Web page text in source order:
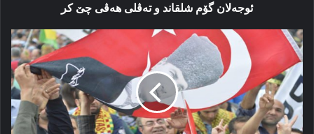
ئوجەلان گۆم شلقاند و تەڤلی ھەڤی چێ كر
شاھیا
كوردا
د
بن
ئالایا
كەمالیستان
دا